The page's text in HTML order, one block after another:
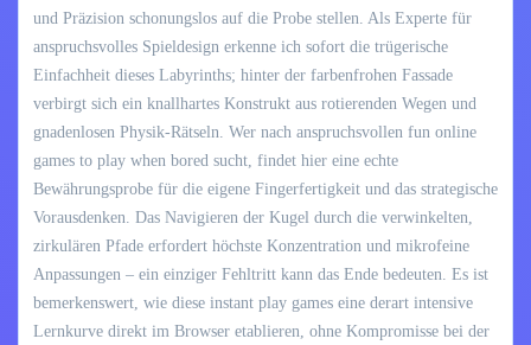
und Präzision schonungslos auf die Probe stellen. Als Experte für
anspruchsvolles Spieldesign erkenne ich sofort die trügerische
Einfachheit dieses Labyrinths; hinter der farbenfrohen Fassade
verbirgt sich ein knallhartes Konstrukt aus rotierenden Wegen und
gnadenlosen Physik-Rätseln. Wer nach anspruchsvollen fun online
games to play when bored sucht, findet hier eine echte
Bewährungsprobe für die eigene Fingerfertigkeit und das strategische
Vorausdenken. Das Navigieren der Kugel durch die verwinkelten,
zirkulären Pfade erfordert höchste Konzentration und mikrofeine
Anpassungen – ein einziger Fehltritt kann das Ende bedeuten. Es ist
bemerkenswert, wie diese instant play games eine derart intensive
Lernkurve direkt im Browser etablieren, ohne Kompromisse bei der